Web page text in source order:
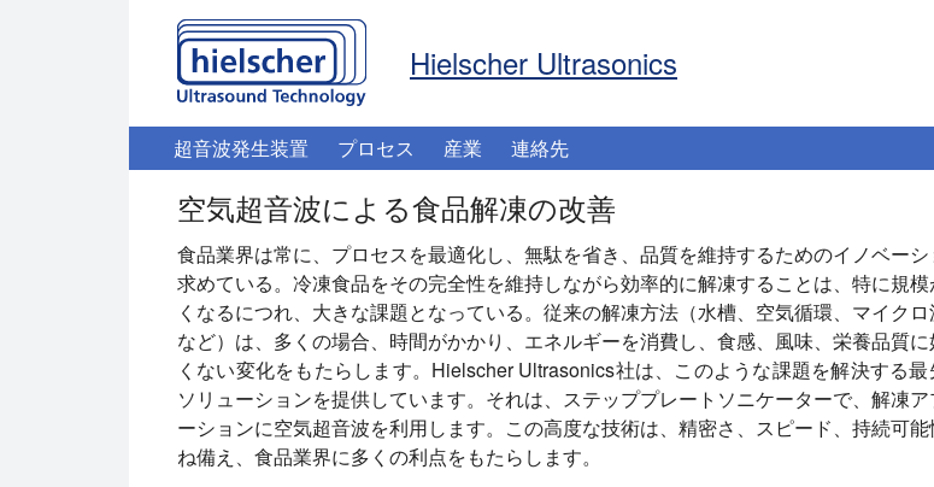
Hielscher Ultrasonics
超音波発生装置 プロセス 産業 連絡先
空気超音波による食品解凍の改善
食品業界は常に、プロセスを最適化し、無駄を省き、品質を維持するためのイノベーシ
求めている。冷凍食品をその完全性を維持しながら効率的に解凍することは、特に規模
くなるにつれ、大きな課題となっている。従来の解凍方法（水槽、空気循環、マイク
など）は、多くの場合、時間がかかり、エネルギーを消費し、食感、風味、栄養品質に
くない変化をもたらします。Hielscher Ultrasonics社は、このような課題を解決する
ソリューションを提供しています。それは、ステッププレートソニケーターで、解凍
ーションに空気超音波を利用します。この高度な技術は、精密さ、スピード、持続可
ね備え、食品業界に多くの利点をもたらします。